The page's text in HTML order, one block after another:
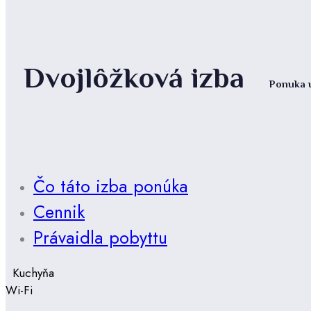
Dvojlôžková izba Ponuka
Čo táto izba ponúka
Cennik
Právaidla pobyttu
Kuchyňa
Wi-Fi